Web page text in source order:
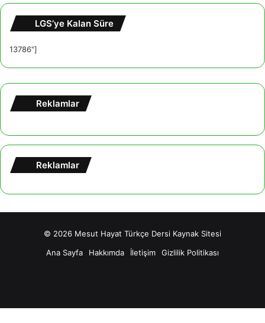
LGS’ye Kalan Süre
13786"]
Reklamlar
Reklamlar
© 2026 Mesut Hayat Türkçe Dersi Kaynak Sitesi
Ana Sayfa
Hakkımda İletişim Gizlilik Politikası